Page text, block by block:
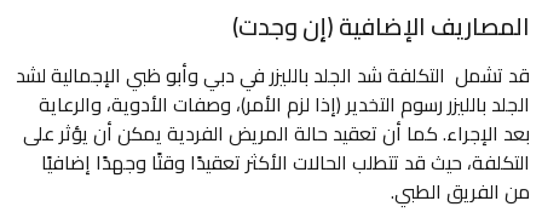
المصاريف الإضافية (إن وجدت)
قد تشمل التكلفة شد الجلد بالليزر في دبي وأبو ظبي الإجمالية لشد
الجلد بالليزر رسوم التخدير (إذا لزم الأمر)، وصفات الأدوية، والرعاية
بعد الإجراء. كما أن تعقيد حالة المريض الفردية يمكن أن يؤثر على
التكلفة، حيث قد تتطلب الحالات الأكثر تعقيدًا وقتًا وجهدًا إضافيًا
من الفريق الطبي.